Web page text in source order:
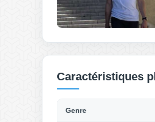
Caractéristiques
Genre